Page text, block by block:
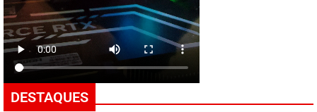
DESTAQUES